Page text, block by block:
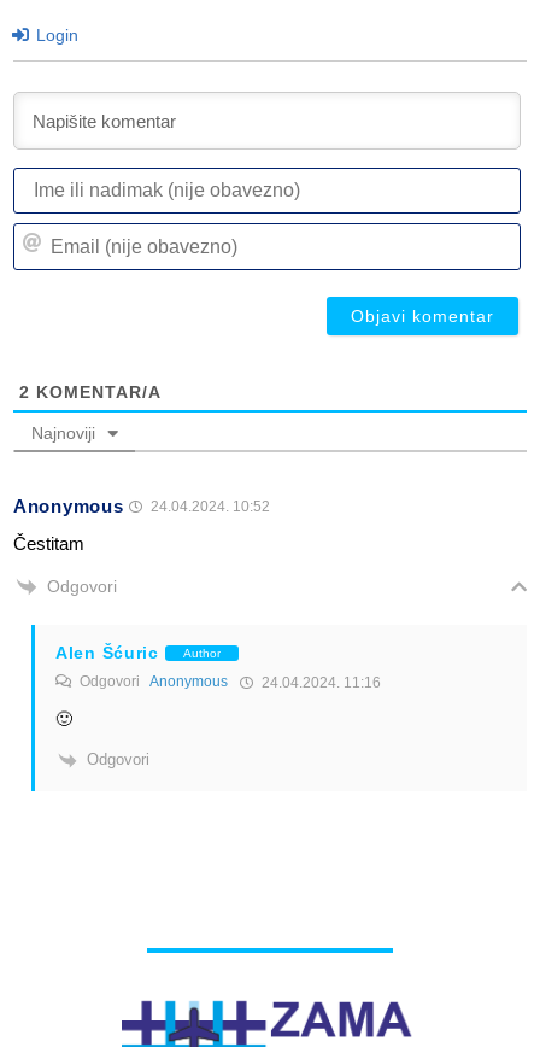
Login
2 KOMENTAR/A
Najnoviji
Anonymous 24.04.2024. 10:52
Čestitam
Odgovori
Alen Šćuric Author
Odgovori Anonymous 24.04.2024. 11:16
🙂
Odgovori